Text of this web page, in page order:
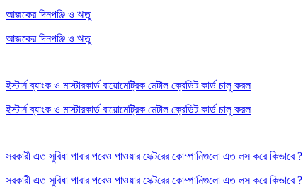
আজকের দিনপঞ্জি ও ঋতু
আজকের দিনপঞ্জি ও ঋতু
ইস্টার্ন ব্যাংক ও মাস্টারকার্ড বায়োমেট্রিক মেটাল ক্রেডিট কার্ড চালু করল
ইস্টার্ন ব্যাংক ও মাস্টারকার্ড বায়োমেট্রিক মেটাল ক্রেডিট কার্ড চালু করল
সরকারী এত সুবিধা পাবার পরেও পাওয়ার সেক্টরের কোম্পানিগুলো এত লস করে কিভাবে ?
সরকারী এত সুবিধা পাবার পরেও পাওয়ার সেক্টরের কোম্পানিগুলো এত লস করে কিভাবে ?